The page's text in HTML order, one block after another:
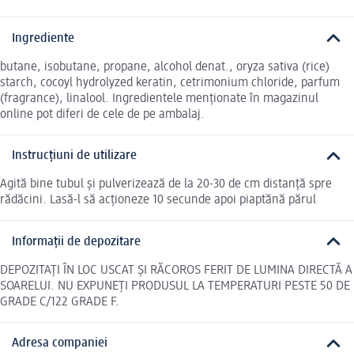
Ingrediente
butane, isobutane, propane, alcohol denat., oryza sativa (rice)
starch, cocoyl hydrolyzed keratin, cetrimonium chloride, parfum
(fragrance), linalool. Ingredientele menționate în magazinul
online pot diferi de cele de pe ambalaj.
Instrucțiuni de utilizare
Agită bine tubul și pulverizează de la 20-30 de cm distanță spre
rădăcini. Lasă-l să acționeze 10 secunde apoi piaptănă părul
Informații de depozitare
DEPOZITAȚI ÎN LOC USCAT ȘI RĂCOROS FERIT DE LUMINA DIRECTĂ A
SOARELUI. NU EXPUNEȚI PRODUSUL LA TEMPERATURI PESTE 50 DE
GRADE C/122 GRADE F.
Adresa companiei